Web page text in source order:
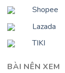
Shopee
Lazada
TIKI
BÀI NÊN XEM